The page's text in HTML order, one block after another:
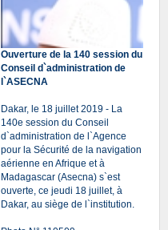
Ouverture de la 140 session du
Conseil d`administration de
l`ASECNA
Dakar, le 18 juillet 2019 - La
140e session du Conseil
d`administration de l`Agence
pour la Sécurité de la navigation
aérienne en Afrique et à
Madagascar (Asecna) s`est
ouverte, ce jeudi 18 juillet, à
Dakar, au siège de l`institution.